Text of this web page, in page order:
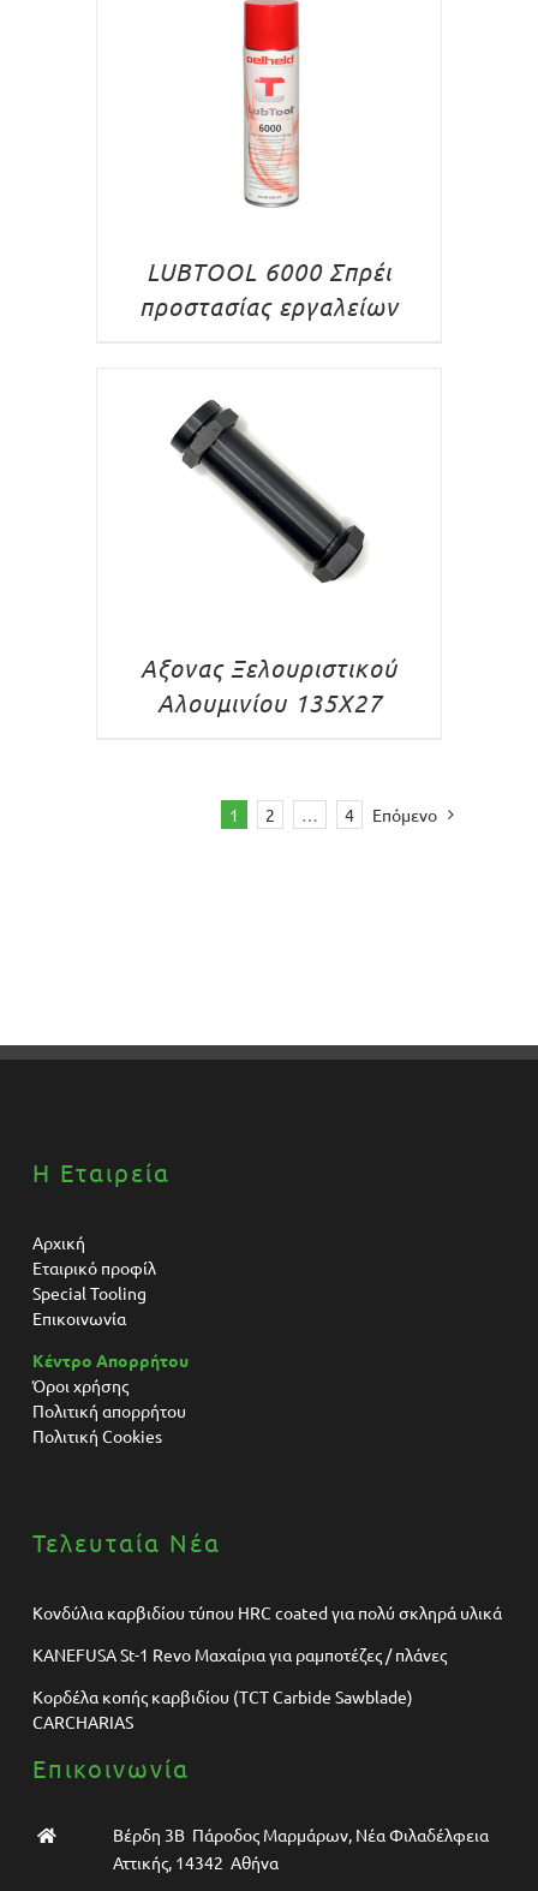
LUBTOOL 6000 Σπρέι
προστασίας εργαλείων
Αξονας Ξελουριστικού
Αλουμινίου 135X27
1 2 … 4 Επόμενο
Η Εταιρεία
Αρχική
Εταιρικό προφίλ
Special Tooling
Επικοινωνία
Κέντρο Απορρήτου
Όροι χρήσης
Πολιτική απορρήτου
Πολιτική Cookies
Τελευταία Νέα
Κονδύλια καρβιδίου τύπου HRC coated για πολύ σκληρά υλικά
KANEFUSA St-1 Revo Μαχαίρια για ραμποτέζες / πλάνες
Κορδέλα κοπής καρβιδίου (TCT Carbide Sawblade)
CARCHARIAS
Επικοινωνία
Βέρδη 3Β Πάροδος Μαρμάρων, Νέα Φιλαδέλφεια
Αττικής, 14342 Αθήνα